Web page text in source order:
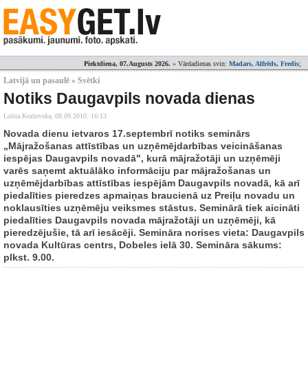
Piektdiena, 07.Augusts 2026. » Vārdadienas svin: Madars, Alfrēds, Fredis;
Latvijā un pasaulē » Svētki
Notiks Daugavpils novada dienas
Lolita Kozlovska, 08.09.2010. 16:13
Novada dienu ietvaros 17.septembrī notiks seminārs
„Mājražošanas attīstības un uzņēmējdarbības veicināšanas
iespējas Daugavpils novadā", kurā mājražotāji un uzņēmēji
varēs saņemt aktuālāko informāciju par mājražošanas un
uzņēmējdarbības attīstības iespējām Daugavpils novadā, kā arī
piedalīties pieredzes apmaiņas braucienā uz Preiļu novadu un
noklausīties uzņēmēju veiksmes stāstus. Seminārā tiek aicināti
piedalīties Daugavpils novada mājražotāji un uzņēmēji, kā
pieredzējušie, tā arī iesācēji. Semināra norises vieta: Daugavpils
novada Kultūras centrs, Dobeles ielā 30. Semināra sākums:
plkst. 9.00.